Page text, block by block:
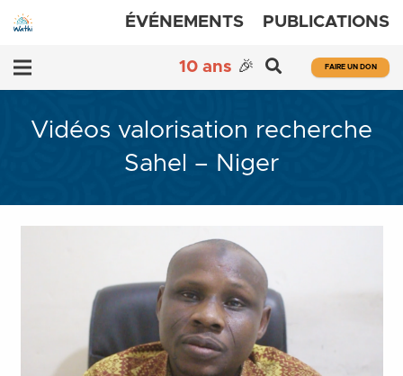
ÉVÉNEMENTS PUBLICATIONS
10 ans 🎉 FAIRE UN DON
Vidéos valorisation recherche
Sahel – Niger